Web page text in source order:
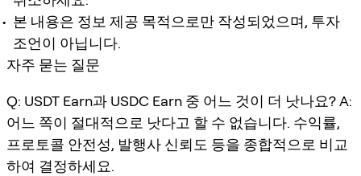
본 내용은 정보 제공 목적으로만 작성되었으며, 투자
조언이 아닙니다.
자주 묻는 질문
Q: USDT Earn과 USDC Earn 중 어느 것이 더 낫나요? A:
어느 쪽이 절대적으로 낫다고 할 수 없습니다. 수익률,
프로토콜 안전성, 발행사 신뢰도 등을 종합적으로 비교
하여 결정하세요.